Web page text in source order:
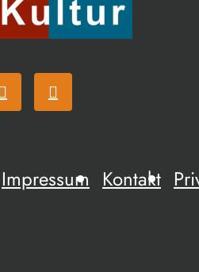
Impressum Kontakt